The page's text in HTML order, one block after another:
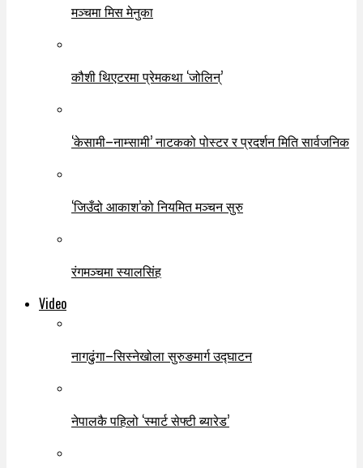
मञ्चमा मिस मेनुका
कौशी थिएटरमा प्रेमकथा ‘जोलिन्’
‘केसामी–नाम्सामी’ नाटकको पोस्टर र प्रदर्शन मिति सार्वजनिक
‘जिउँदो आकाश’को नियमित मञ्चन सुरु
रंगमञ्चमा स्यालसिंह
Video
नागढुंगा–सिस्नेखोला सुरुङमार्ग उद्घाटन
नेपालकै पहिलो ‘स्मार्ट सेफ्टी ब्यारेड’